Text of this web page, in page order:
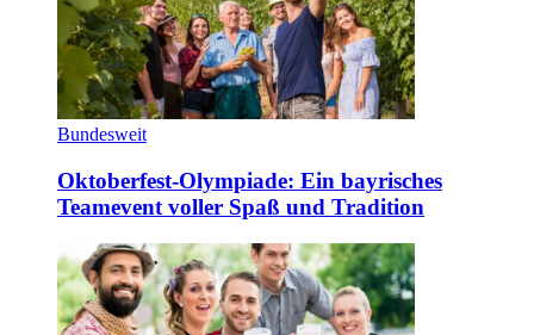
Bundesweit
Oktoberfest-Olympiade: Ein bayrisches
Teamevent voller Spaß und Tradition